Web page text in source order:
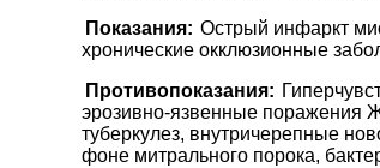
Показания: Острый инфаркт
хронические окклюзионные
Противопоказания:
эрозивно-язвенные поражения
туберкулез, внутричерепные
фоне митрального порока,